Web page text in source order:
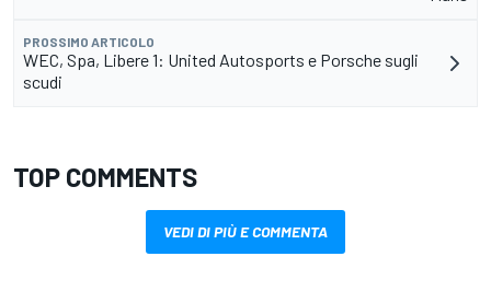
PROSSIMO ARTICOLO
WEC, Spa, Libere 1: United Autosports e Porsche sugli
scudi
TOP COMMENTS
VEDI DI PIÙ E COMMENTA